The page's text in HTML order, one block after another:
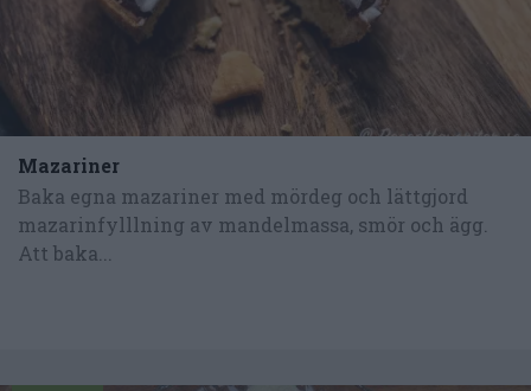
Mazariner
Baka egna mazariner med mördeg och lättgjord
mazarinfylllning av mandelmassa, smör och ägg.
Att baka...